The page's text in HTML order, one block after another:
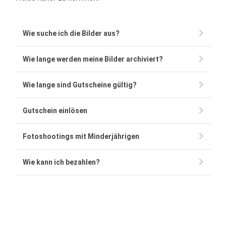
Wie suche ich die Bilder aus?
Wie lange werden meine Bilder archiviert?
Wie lange sind Gutscheine gültig?
Gutschein einlösen
Fotoshootings mit Minderjährigen
Wie kann ich bezahlen?